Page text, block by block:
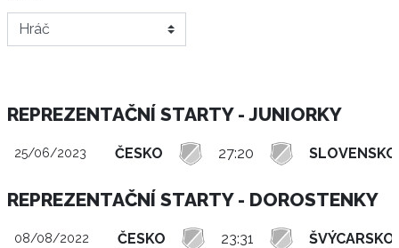
REPREZENTAČNÍ STARTY - JUNIORKY
25/06/2023 ČESKO 27:20 SLOVENSKO
REPREZENTAČNÍ STARTY - DOROSTENKY
08/08/2022 ČESKO 23:31 ŠVÝCARSKO